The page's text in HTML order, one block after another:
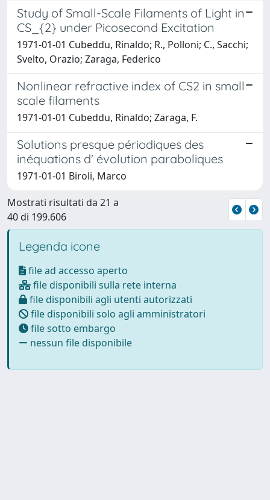
Study of Small-Scale Filaments of Light in
CS_{2} under Picosecond Excitation
1971-01-01 Cubeddu, Rinaldo; R., Polloni; C., Sacchi;
Svelto, Orazio; Zaraga, Federico
Nonlinear refractive index of CS2 in small
scale filaments
1971-01-01 Cubeddu, Rinaldo; Zaraga, F.
Solutions presque périodiques des
inéquations d' évolution paraboliques
1971-01-01 Biroli, Marco
Mostrati risultati da 21 a
40 di 199.606
Legenda icone
file ad accesso aperto
file disponibili sulla rete interna
file disponibili agli utenti autorizzati
file disponibili solo agli amministratori
file sotto embargo
nessun file disponibile